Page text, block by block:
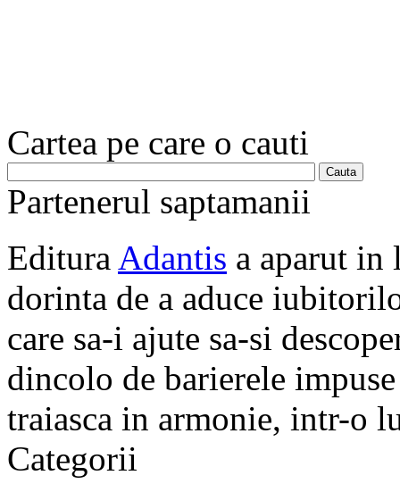
Cartea pe care o cauti
Partenerul saptamanii
Editura Adantis a aparut in
dorinta de a aduce
care sa-i ajute sa-si
dincolo de barierele
traiasca in armonie, intr-o
Categorii